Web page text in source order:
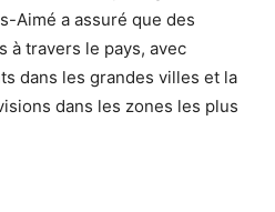
Aimé a assuré que des
à travers le pays, avec
dans les grandes villes et la
dans les zones les plus